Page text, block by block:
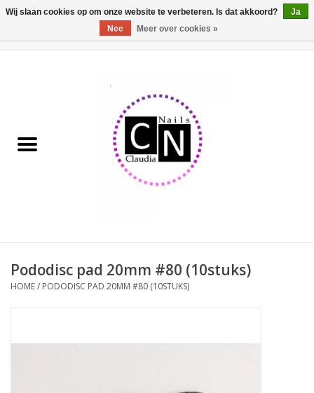
Pedicure producten
Acrylpoeder
Apparatuur
Pododisc pad 20mm #80 (10stuks)
HOME/ PODODISC PAD 20MM #80 (10STUKS)
Wij slaan cookies op om onze website te verbeteren. Is dat akkoord?
Ja
Nee
Meer over cookies »